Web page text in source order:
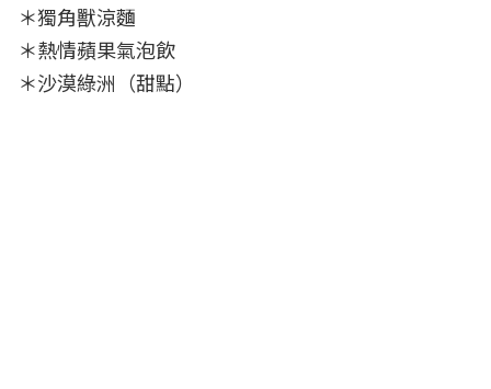
＊獨角獸涼麵
＊熱情蘋果氣泡飲
＊沙漠綠洲（甜點）